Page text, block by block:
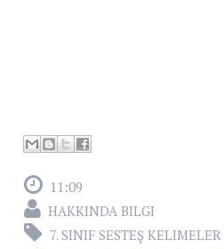
11:09
HAKKINDA BILGI
7. SINIF SESTEŞ